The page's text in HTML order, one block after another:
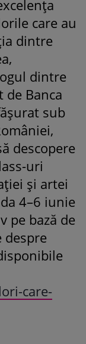
care au
dintre
dintre
Banca
sub
descopere
uri
și artei
4–6 iunie
pe bază de
despre
care-